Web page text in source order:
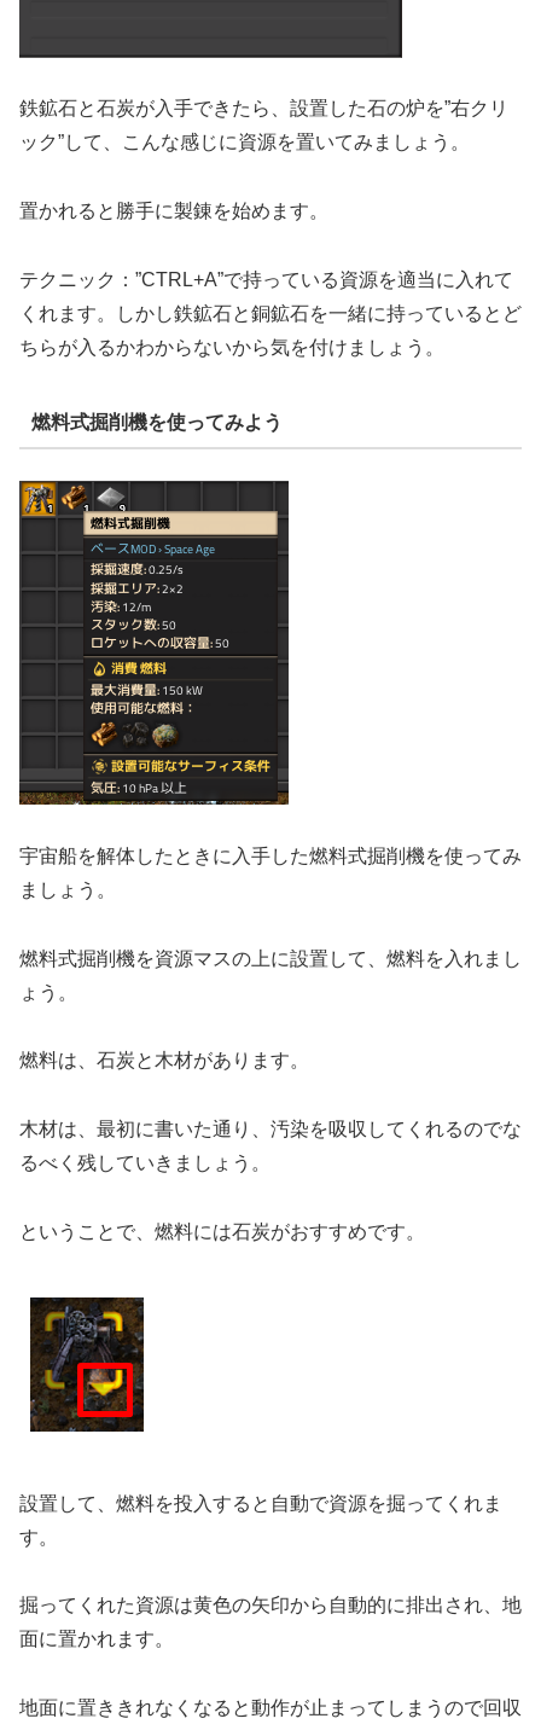
鉄鉱石と石炭が入手できたら、設置した石の炉を”右クリ
ック”して、こんな感じに資源を置いてみましょう。
置かれると勝手に製錬を始めます。
テクニック：”CTRL+A”で持っている資源を適当に入れて
くれます。しかし鉄鉱石と銅鉱石を一緒に持っているとど
ちらが入るかわからないから気を付けましょう。
燃料式掘削機を使ってみよう
宇宙船を解体したときに入手した燃料式掘削機を使ってみ
ましょう。
燃料式掘削機を資源マスの上に設置して、燃料を入れまし
ょう。
燃料は、石炭と木材があります。
木材は、最初に書いた通り、汚染を吸収してくれるのでな
るべく残していきましょう。
ということで、燃料には石炭がおすすめです。
設置して、燃料を投入すると自動で資源を掘ってくれま
す。
掘ってくれた資源は黄色の矢印から自動的に排出され、地
面に置かれます。
地面に置ききれなくなると動作が止まってしまうので回収